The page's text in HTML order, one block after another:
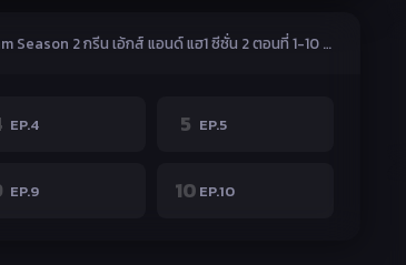
Green Eggs and Ham Season 2 กรีน เอ้กส์ แอนด์ แฮ1 ซีซั่น 2 ตอนที่ 1-10 พากย์ไทย
EP.4 5 EP.5
EP.9 10 EP.10